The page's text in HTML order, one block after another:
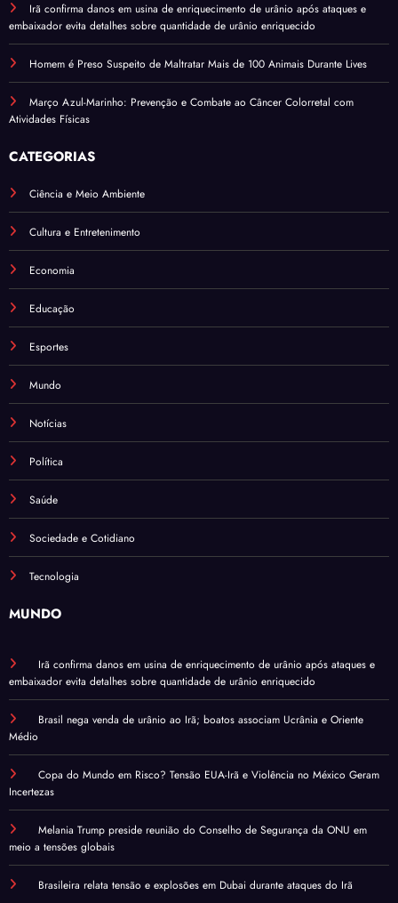
Irã confirma danos em usina de enriquecimento de urânio após ataques e
embaixador evita detalhes sobre quantidade de urânio enriquecido
Homem é Preso Suspeito de Maltratar Mais de 100 Animais Durante Lives
Março Azul-Marinho: Prevenção e Combate ao Câncer Colorretal com
Atividades Físicas
CATEGORIAS
Ciência e Meio Ambiente
Cultura e Entretenimento
Economia
Educação
Esportes
Mundo
Notícias
Política
Saúde
Sociedade e Cotidiano
Tecnologia
MUNDO
Irã confirma danos em usina de enriquecimento de urânio após ataques e
embaixador evita detalhes sobre quantidade de urânio enriquecido
Brasil nega venda de urânio ao Irã; boatos associam Ucrânia e Oriente
Médio
Copa do Mundo em Risco? Tensão EUA-Irã e Violência no México Geram
Incertezas
Melania Trump preside reunião do Conselho de Segurança da ONU em
meio a tensões globais
Brasileira relata tensão e explosões em Dubai durante ataques do Irã